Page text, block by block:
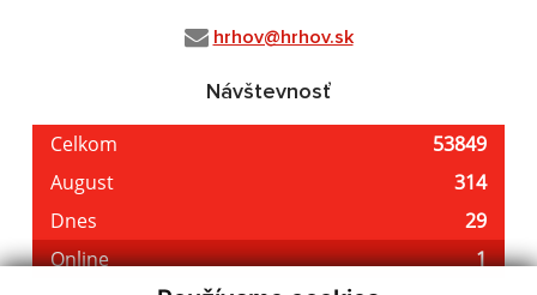
hrhov@hrhov.sk
Návštevnosť